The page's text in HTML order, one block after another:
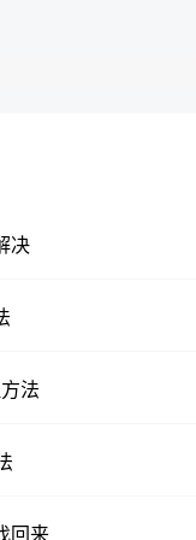
决
法
回来